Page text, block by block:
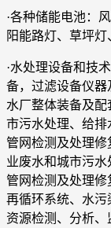
·各种储能电池：
阳能路灯、草坪
·水处理设备和技
备，过滤设备仪器
水厂整体装备及
市污水处理、给排
管网检测及处理
业废水和城市污
管网检测及处理
再循环系统、水
资源检测、分析、